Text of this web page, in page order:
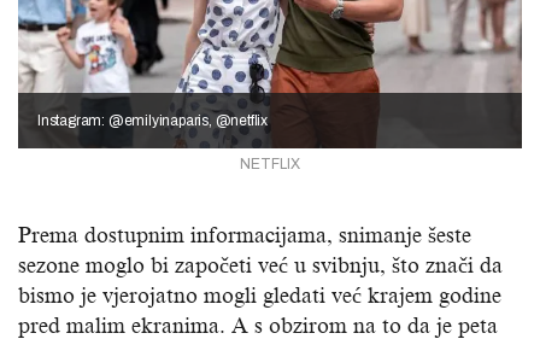
NETFLIX
Instagram: @emilyinaparis, @netflix
Prema dostupnim informacijama, snimanje šeste
sezone moglo bi započeti već u svibnju, što znači da
bismo je vjerojatno mogli gledati već krajem godine
pred malim ekranima. A s obzirom na to da je peta